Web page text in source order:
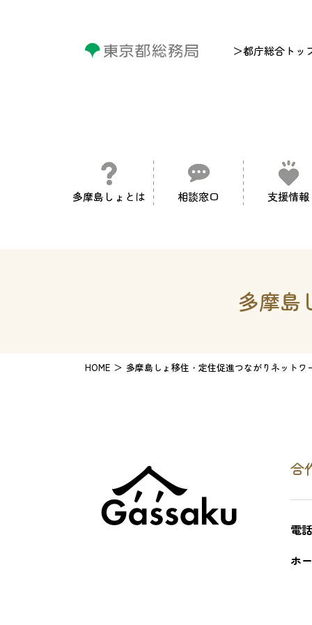
＞都庁総合トッ
多摩島しょとは 相談窓口 支援情報
多摩島
HOME 多摩島しょ移住・定住促進つながりネットワ
合
電
ホ